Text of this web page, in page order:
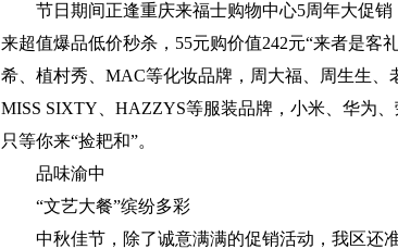
节日期间正逢重庆来福士购物中心5周年大促
来超值爆品低价秒杀，55元购价值242元“来者是客
希、植村秀、MAC等化妆品牌，周大福、周生生、
MISS SIXTY、HAZZYS等服装品牌，小米、华为
只等你来“捡耙和”。
品味渝中
“文艺大餐”缤纷多彩
中秋佳节，除了诚意满满的促销活动，我区还